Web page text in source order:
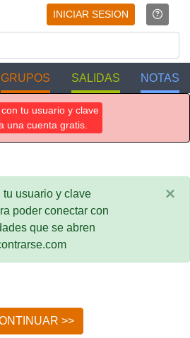
INICIAR SESION
GRUPOS SALIDAS NOTAS
tu usuario y clave
una cuenta gratis.
tu usuario y clave
poder conectar con
que se abren
×
>>